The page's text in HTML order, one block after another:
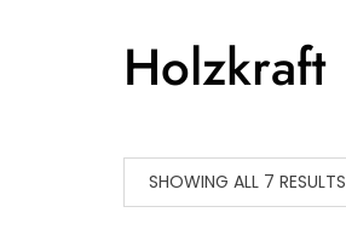
Holzkraft
SHOWING ALL 7 RESULTS